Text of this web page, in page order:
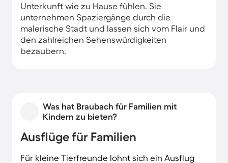
Unterkunft wie zu Hause fühlen. Sie
unternehmen Spaziergänge durch die
malerische Stadt und lassen sich vom Flair und
den zahlreichen Sehenswürdigkeiten
bezaubern.
Was hat Braubach für Familien mit
Kindern zu bieten?
Ausflüge für Familien
Für kleine Tierfreunde lohnt sich ein Ausflug